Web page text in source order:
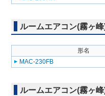
ルームエアコン(霧ヶ
形名
MAC-230FB
ルームエアコン(霧ヶ